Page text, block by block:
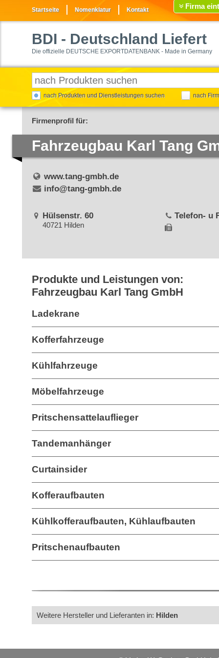
Startseite Nomenklatur Kontakt Firma
BDI - Deutschland Liefert
Die offizielle DEUTSCHE EXPORTDATENBANK - Made in Germany
nach Produkten und Dienstleistungen suchen nach
Firmenprofil für:
Fahrzeugbau Karl Tang
www.tang-gmbh.de
info@tang-gmbh.de
Hülsenstr. 60
40721 Hilden
Telefon- u
Produkte und Leistungen von:
Fahrzeugbau Karl Tang GmbH
Ladekrane
Kofferfahrzeuge
Kühlfahrzeuge
Möbelfahrzeuge
Pritschensattelauflieger
Tandemanhänger
Curtainsider
Kofferaufbauten
Kühlkofferaufbauten, Kühlaufbauten
Pritschenaufbauten
Weitere Hersteller und Lieferanten in: Hilden